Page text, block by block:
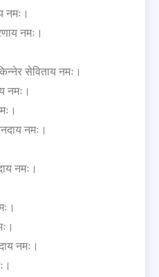
नमः।
नमः।
सेविताय नमः।
नमः।
नमः।
नमः।
नमः।